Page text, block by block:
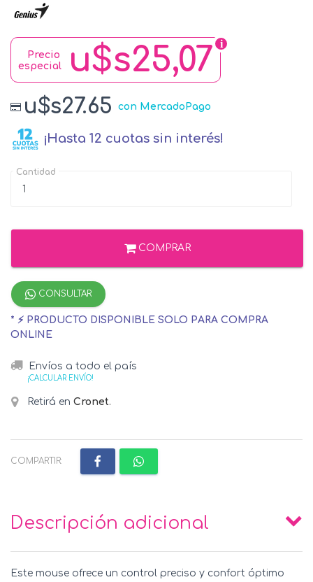
u$s25,07
Precio
especial
u$s27.65 con MercadoPago
¡Hasta 12 cuotas sin interés!
Cantidad
COMPRAR
CONSULTAR
* ⚡ PRODUCTO DISPONIBLE SOLO PARA COMPRA
ONLINE
Envíos a todo el país
¡CALCULAR ENVÍO!
Retirá en Cronet.
COMPARTIR:
Descripción adicional
Este mouse ofrece un control preciso y confort óptimo